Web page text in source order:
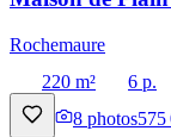
Rochemaure
220 m²
6 p.
8 photos575